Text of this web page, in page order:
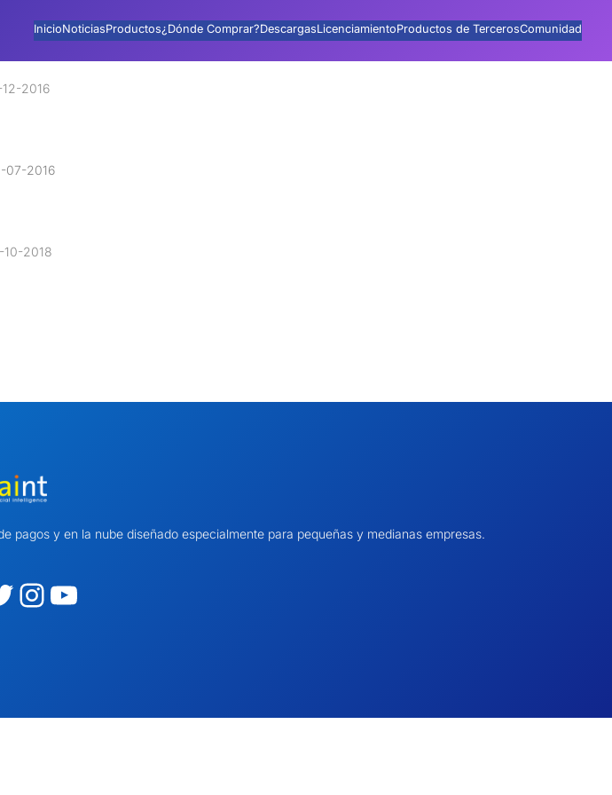
InicioNoticiasProductos¿Dónde Comprar?DescargasLicenciamientoProductos de TercerosComunidad
2016
2016
2018
pagos y en la nube diseñado especialmente para pequeñas y medianas empresas.
Instagram YouTube